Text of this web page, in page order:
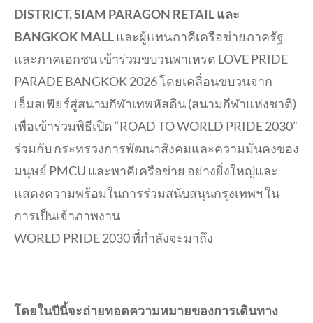
DISTRICT, SIAM PARAGON RETAIL และ
BANGKOK MALLและผู้แทนภาคีเครือข่ายภาครัฐ
และภาคเอกชน เข้าร่วมขบวนพาเหรด LOVE PRIDE
PARADE BANGKOK 2026 โดยเคลื่อนขบวนจาก
เอ็มสเฟียร์สู่สนามกีฬาเทพหัสดิน (สนามกีฬาแห่งชาติ)
เพื่อเข้าร่วมพิธีเปิด “ROAD TO WORLD PRIDE 2030”
ร่วมกับ กระทรวงการพัฒนาสังคมและความมั่นคงของ
มนุษย์ PMCU และพาคีเครือข่าย อย่างยิ่งใหญ่และ
แสดงความพร้อมในการร่วมสนับสนุนกรุงเทพฯ ใน
การเป็นเจ้าภาพงาน
WORLD PRIDE 2030 ที่กำลังจะมาถึง
โดยในปีนี้จะถ่ายทอดความหมายของการเดินทาง